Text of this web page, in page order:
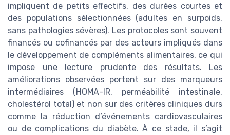
impliquent de petits effectifs, des durées courtes et
des populations sélectionnées (adultes en surpoids,
sans pathologies sévères). Les protocoles sont souvent
financés ou cofinancés par des acteurs impliqués dans
le développement de compléments alimentaires, ce qui
impose une lecture prudente des résultats. Les
améliorations observées portent sur des marqueurs
intermédiaires (HOMA-IR, perméabilité intestinale,
cholestérol total) et non sur des critères cliniques durs
comme la réduction d’événements cardiovasculaires
ou de complications du diabète. À ce stade, il s’agit